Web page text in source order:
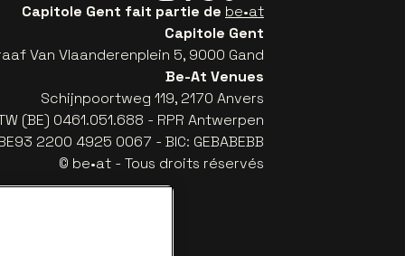
Capitole Gent fait partie de be•at
Capitole Gent
Van Vlaanderenplein 5, 9000 Gand
Be-At Venues
Schijnpoortweg 119, 2170 Anvers
(BE) 0461.051.688 - RPR Antwerpen
2200 4925 0067 - BIC: GEBABEBB
© be•at - Tous droits réservés